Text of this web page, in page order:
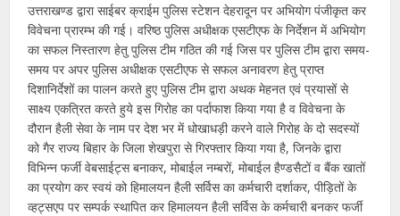
उत्तराखण्ड द्वारा साईबर क्राईम पुलिस स्टेशन देहरादून पर अभियोग पंजीकृत कर
विवेचना प्रारम्भ की गई। वरिष्ठ पुलिस अधीक्षक एसटीएफ के निर्देशन में अभियोग
का सफल निस्तारण हेतु पुलिस टीम गठित की गई जिस पर पुलिस टीम द्वारा समय-
समय पर अपर पुलिस अधीक्षक एसटीएफ से सफल अनावरण हेतु प्राप्त
दिशानिर्देशों का पालन करते हुए पुलिस टीम द्वारा अथक मेहनत एवं प्रयासों से
साक्ष्य एकत्रित करते हुये इस गिरोह का पर्दाफाश किया गया है व विवेचना के
दौरान हैली सेवा के नाम पर देश भर में धोखाधड़ी करने वाले गिरोह के दो सदस्यों
को गैर राज्य बिहार के जिला शेखपुरा से गिरफ्तार किया गया है, जिनके द्वारा
विभिन्न फर्जी वेबसाईट्स बनाकर, मोबाईल नम्बरों, मोबाईल हैण्डसैटों व बैंक खातों
का प्रयोग कर स्वयं को हिमालयन हैली सर्विस का कर्मचारी दर्शाकर, पीड़ितों के
व्हट्सएप पर सम्पर्क स्थापित कर हिमालयन हैली सर्विस के कर्मचारी बनकर फर्जी